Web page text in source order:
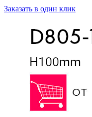
Заказать в один клик